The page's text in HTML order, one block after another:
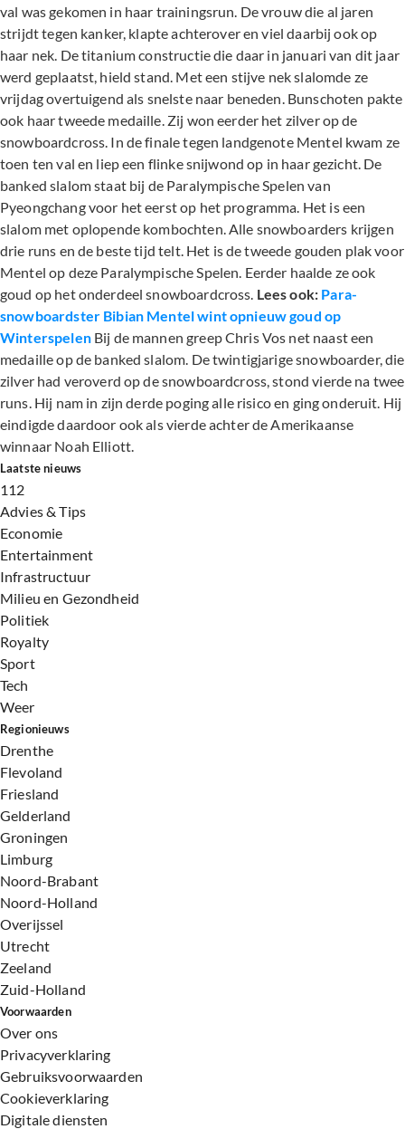
val was gekomen in haar trainingsrun. De vrouw die al jaren
strijdt tegen kanker, klapte achterover en viel daarbij ook op
haar nek. De titanium constructie die daar in januari van dit jaar
werd geplaatst, hield stand. Met een stijve nek slalomde ze
vrijdag overtuigend als snelste naar beneden. Bunschoten pakte
ook haar tweede medaille. Zij won eerder het zilver op de
snowboardcross. In de finale tegen landgenote Mentel kwam ze
toen ten val en liep een flinke snijwond op in haar gezicht. De
banked slalom staat bij de Paralympische Spelen van
Pyeongchang voor het eerst op het programma. Het is een
slalom met oplopende kombochten. Alle snowboarders krijgen
drie runs en de beste tijd telt. Het is de tweede gouden plak voor
Mentel op deze Paralympische Spelen. Eerder haalde ze ook
goud op het onderdeel snowboardcross. Lees ook: Para-
snowboardster Bibian Mentel wint opnieuw goud op
WinterspelenBij de mannen greep Chris Vos net naast een
medaille op de banked slalom. De twintigjarige snowboarder, die
zilver had veroverd op de snowboardcross, stond vierde na twee
runs. Hij nam in zijn derde poging alle risico en ging onderuit. Hij
eindigde daardoor ook als vierde achter de Amerikaanse
winnaar Noah Elliott.
Laatste nieuws
112
Advies & Tips
Economie
Entertainment
Infrastructuur
Milieu en Gezondheid
Politiek
Royalty
Sport
Tech
Weer
Regionieuws
Drenthe
Flevoland
Friesland
Gelderland
Groningen
Limburg
Noord-Brabant
Noord-Holland
Overijssel
Utrecht
Zeeland
Zuid-Holland
Voorwaarden
Over ons
Privacyverklaring
Gebruiksvoorwaarden
Cookieverklaring
Digitale diensten